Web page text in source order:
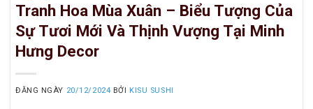
Tranh Hoa Mùa Xuân – Biểu Tượng Của
Sự Tươi Mới Và Thịnh Vượng Tại Minh
Hưng Decor
ĐĂNG NGÀY 20/12/2024 BỞI KISU SUSHI